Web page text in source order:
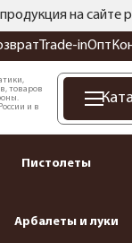
продукция на
Trade-inОпт
товаров
и в
Пистолеты
Арбалеты и луки